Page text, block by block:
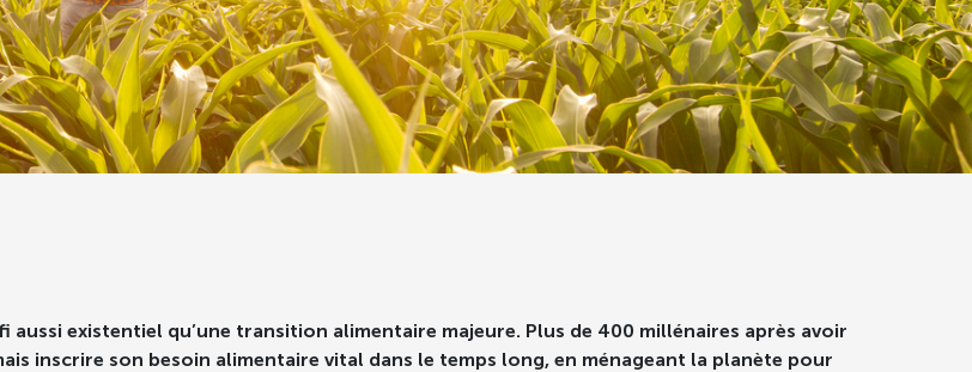
existentiel qu’une transition alimentaire majeure. Plus de 400 millénaires après avoir
inscrire son besoin alimentaire vital dans le temps long, en ménageant la planète pour